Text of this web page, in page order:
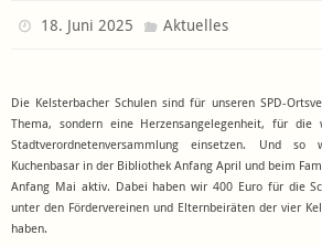
18. Juni 2025 Aktuelles
Die Kelsterbacher Schulen sind für unseren SPD-
Thema, sondern eine Herzensangelegenheit, für
Stadtverordnetenversammlung einsetzen. Und
Kuchenbasar in der Bibliothek Anfang April und beim
Anfang Mai aktiv. Dabei haben wir 400 Euro für die
unter den Fördervereinen und Elternbeiräten der vier
haben.